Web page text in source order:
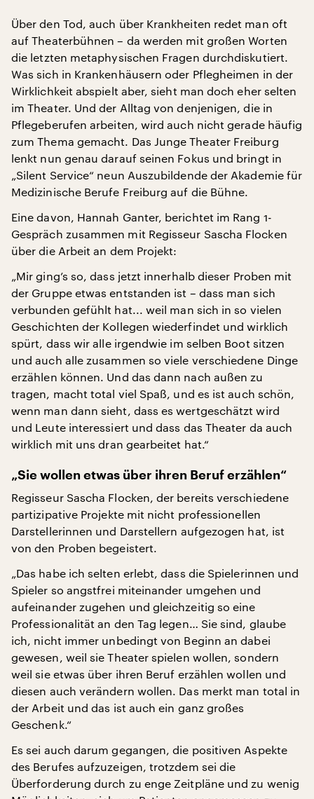
Über den Tod, auch über Krankheiten redet man oft
auf Theaterbühnen – da werden mit großen Worten
die letzten metaphysischen Fragen durchdiskutiert.
Was sich in Krankenhäusern oder Pflegheimen in der
Wirklichkeit abspielt aber, sieht man doch eher selten
im Theater. Und der Alltag von denjenigen, die in
Pflegeberufen arbeiten, wird auch nicht gerade häufig
zum Thema gemacht. Das Junge Theater Freiburg
lenkt nun genau darauf seinen Fokus und bringt in
„Silent Service“ neun Auszubildende der Akademie für
Medizinische Berufe Freiburg auf die Bühne.
Eine davon, Hannah Ganter, berichtet im Rang 1-
Gespräch zusammen mit Regisseur Sascha Flocken
über die Arbeit an dem Projekt:
„Mir ging’s so, dass jetzt innerhalb dieser Proben mit
der Gruppe etwas entstanden ist – dass man sich
verbunden gefühlt hat... weil man sich in so vielen
Geschichten der Kollegen wiederfindet und wirklich
spürt, dass wir alle irgendwie im selben Boot sitzen
und auch alle zusammen so viele verschiedene Dinge
erzählen können. Und das dann nach außen zu
tragen, macht total viel Spaß, und es ist auch schön,
wenn man dann sieht, dass es wertgeschätzt wird
und Leute interessiert und dass das Theater da auch
wirklich mit uns dran gearbeitet hat.“
„Sie wollen etwas über ihren Beruf erzählen“
Regisseur Sascha Flocken, der bereits verschiedene
partizipative Projekte mit nicht professionellen
Darstellerinnen und Darstellern aufgezogen hat, ist
von den Proben begeistert.
„Das habe ich selten erlebt, dass die Spielerinnen und
Spieler so angstfrei miteinander umgehen und
aufeinander zugehen und gleichzeitig so eine
Professionalität an den Tag legen… Sie sind, glaube
ich, nicht immer unbedingt von Beginn an dabei
gewesen, weil sie Theater spielen wollen, sondern
weil sie etwas über ihren Beruf erzählen wollen und
diesen auch verändern wollen. Das merkt man total in
der Arbeit und das ist auch ein ganz großes
Geschenk.“
Es sei auch darum gegangen, die positiven Aspekte
des Berufes aufzuzeigen, trotzdem sei die
Überforderung durch zu enge Zeitpläne und zu wenig